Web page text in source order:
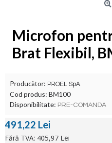
Microfon
Brat Flexibil,
Producător: PROEL SpA
Cod produs: BM100
Disponibilitate: PRE-COMANDA
491,22 Lei
Fără TVA: 405,97 Lei